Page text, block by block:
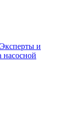
Эксперты и
насосной